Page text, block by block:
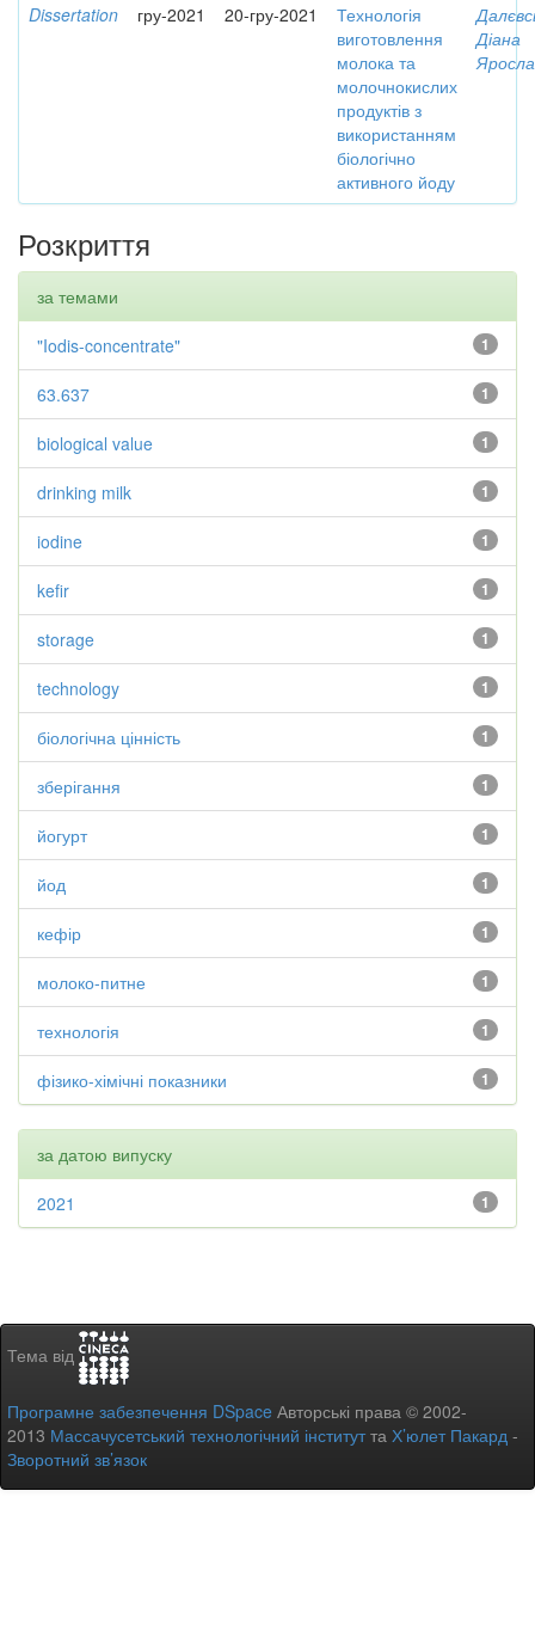
Dissertation гру-2021 20-гру-2021
Технологія
виготовлення
молока та
молочнокислих
продуктів з
використанням
біологічно
активного йоду
Діана
Розкриття
за темами
1
"Iodis-concentrate"
1
63.637
1
biological value
1
drinking milk
1
iodine
1
kefir
1
storage
1
technology
1
біологічна цінність
1
зберігання
1
йогурт
1
йод
1
кефір
1
молоко-питне
1
технологія
1
фізико-хімічні показники
за датою випуску
1
2021
Тема від
Програмне забезпечення DSpace Авторські права © 2002-
2013 Массачусетський технологічний інститутта Х’юлет Пакард -
Зворотний зв’язок